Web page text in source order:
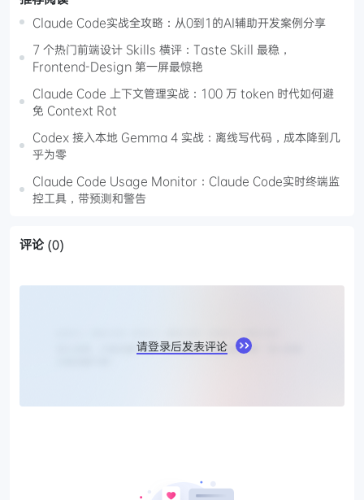
Claude Code实战全攻略：从0到1的AI辅助开发案例分享
7 个热门前端设计 Skills 横评：Taste Skill 最稳，
Frontend-Design 第一屏最惊艳
Claude Code 上下文管理实战：100 万 token 时代如何避
免 Context Rot
Codex 接入本地 Gemma 4 实战：离线写代码，成本降到几
乎为零
Claude Code Usage Monitor：Claude Code实时终端监
控工具，带预测和警告
评论 (0)
请登录后发表评论